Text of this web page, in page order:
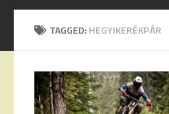
TAGGED:HEGYIKERÉKPÁR